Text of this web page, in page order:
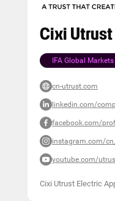
Cixi
IFA Global Markets
cn-utrust.com
linkedin.com/
facebook.com/
instagram.com/
youtube.com/
Cixi Utrust Electric